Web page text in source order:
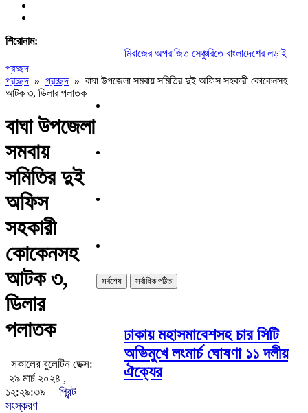
শিরোনাম:
মিরাজের অপরাজিত সেঞ্চুরিতে বাংলাদেশের লড়াই|
প্রচ্ছদ
প্রচ্ছদ » প্রচ্ছদ » বাঘা উপজেলা সমবায় সমিতির দুই অফিস সহকারী কোকেনসহ
আটক ৩, ডিলার পলাতক
বাঘা উপজেলা
সমবায়
সমিতির দুই
অফিস
সহকারী
কোকেনসহ
আটক ৩,
ডিলার
পলাতক
সকালের বুলেটিন ডেক্স:
২৯ মার্চ ২০২৪ ,
১২:২৯:৩৯
প্রিন্ট
সংস্করণ
সর্বশেষ সর্বাধিক পঠিত
ঢাকায় মহাসমাবেশসহ চার সিটি
অভিমুখে লংমার্চ ঘোষণা ১১ দলীয়
ঐক্যের